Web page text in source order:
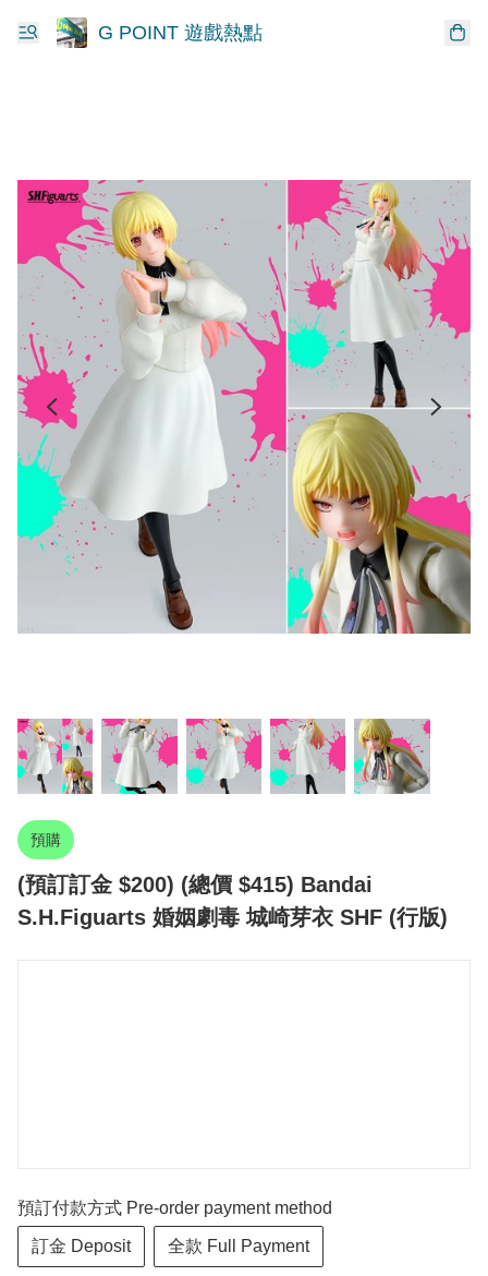
G POINT 遊戲熱點
預購
(預訂訂金 $200) (總價 $415) Bandai
S.H.Figuarts 婚姻劇毒 城崎芽衣 SHF (行版)
預訂付款方式 Pre-order payment method
訂金 Deposit 全款 Full Payment